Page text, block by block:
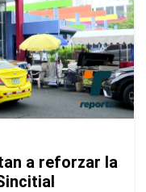
a reforzar la